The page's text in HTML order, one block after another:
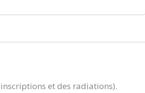
et des radiations).